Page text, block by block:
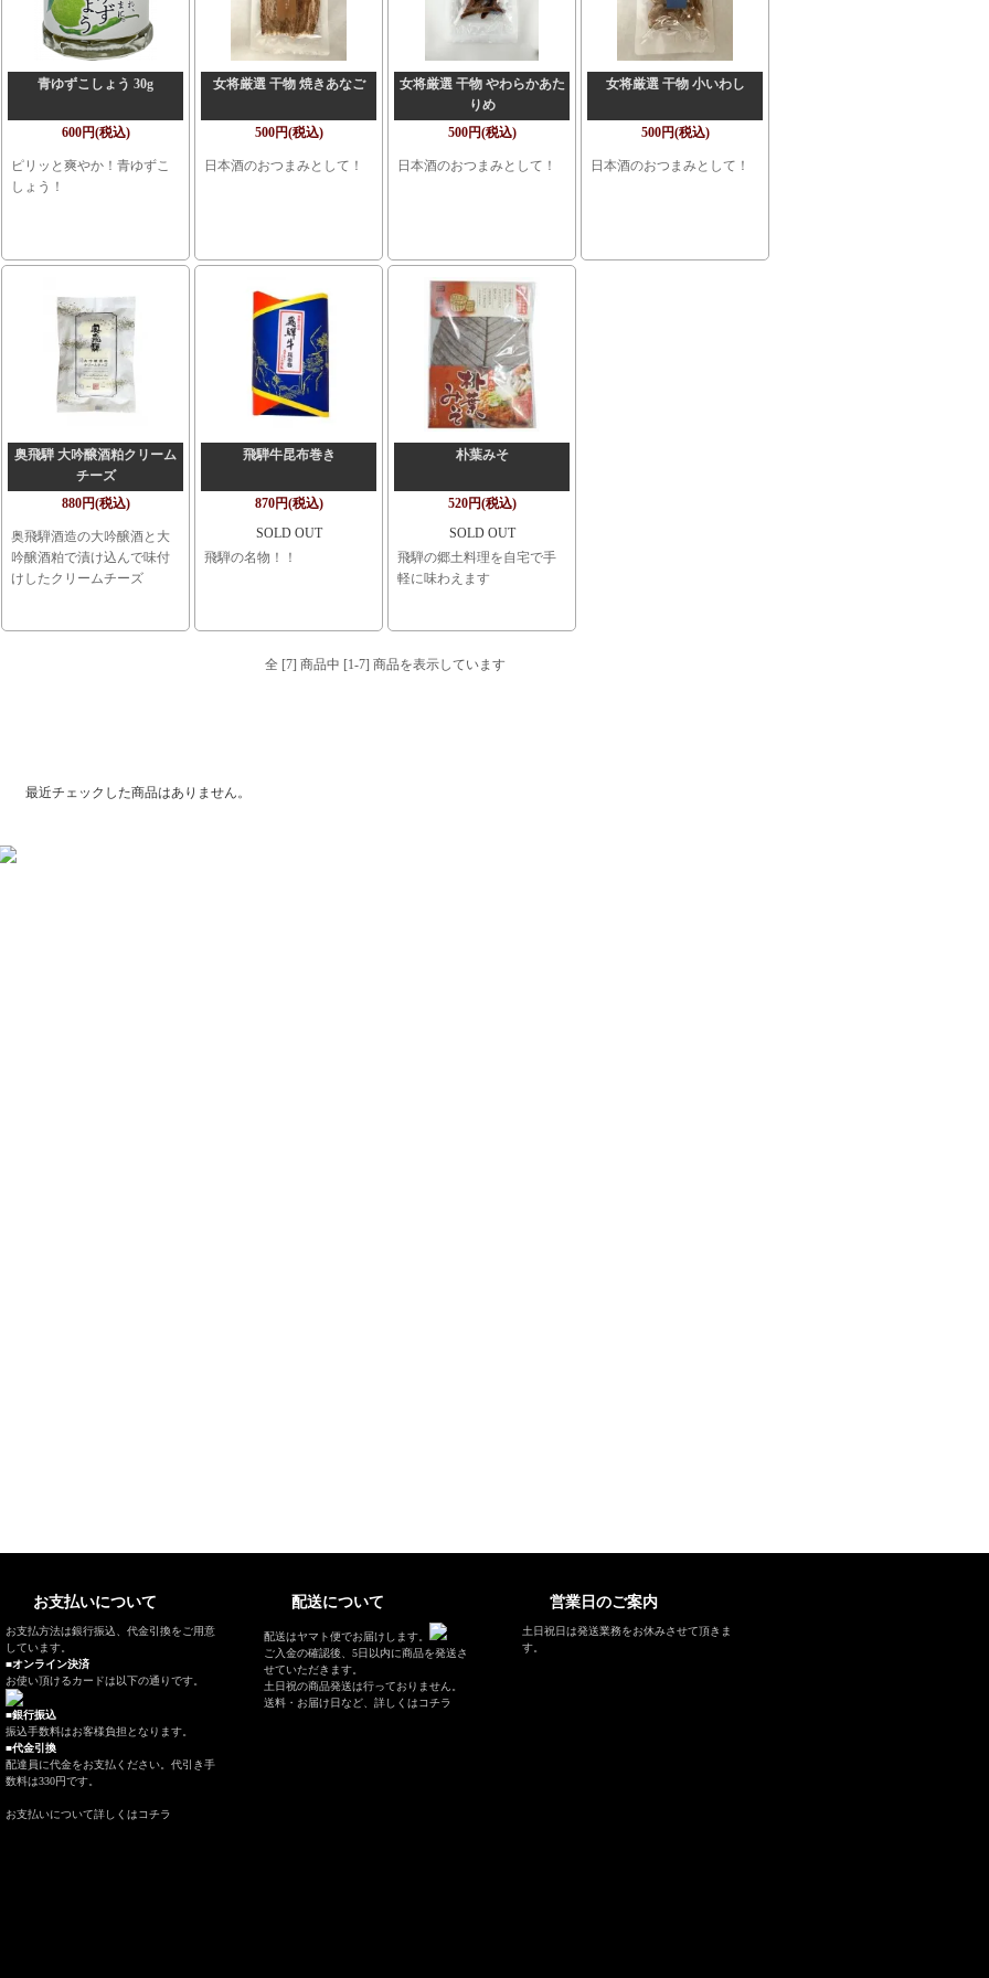
青ゆずこしょう 30g
600円(税込)
ピリッと爽やか！青ゆずこ
しょう！
女将厳選 干物 焼きあなご
500円(税込)
日本酒のおつまみとして！
女将厳選 干物 やわらかあた
りめ
500円(税込)
日本酒のおつまみとして！
女将厳選 干物 小いわし
500円(税込)
日本酒のおつまみとして！
奥飛騨 大吟醸酒粕クリーム
チーズ
880円(税込)
奥飛騨酒造の大吟醸酒と大
吟醸酒粕で漬け込んで味付
けしたクリームチーズ
飛騨牛昆布巻き
870円(税込)
SOLD OUT
飛騨の名物！！
朴葉みそ
520円(税込)
SOLD OUT
飛騨の郷土料理を自宅で手
軽に味わえます
全 [7] 商品中 [1-7] 商品を表示しています
最近チェックした商品はありません。
お支払いについて
お支払方法は銀行振込、代金引換をご用意
しています。
■オンライン決済
お使い頂けるカードは以下の通りです。
■銀行振込
振込手数料はお客様負担となります。
■代金引換
配達員に代金をお支払ください。代引き手
数料は330円です。
お支払いについて詳しくはコチラ
配送について
配送はヤマト便でお届けします。
ご入金の確認後、5日以内に商品を発送さ
せていただきます。
土日祝の商品発送は行っておりません。
送料・お届け日など、 詳しくはコチラ
営業日のご案内
土日祝日は発送業務をお休みさせて頂きま
す。